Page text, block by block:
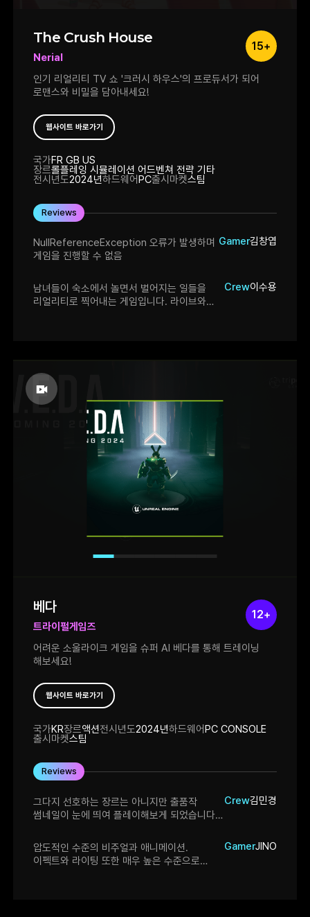
15+
The Crush House
Nerial
인기 리얼리티 TV 쇼 '크러시 하우스'의 프로듀서가 되어
로맨스와 비밀을 담아내세요!
웹사이트 바로가기
국가FR GB US
장르롤플레잉 시뮬레이션 어드벤쳐 전략 기타
전시년도2024년하드웨어PC출시마켓스팀
Reviews
NullReferenceException 오류가 발생하며
게임을 진행할 수 없음
Gamer김창엽
남녀들이 숙소에서 놀면서 벌어지는 일들을
리얼리티로 찍어내는 게임입니다. 라이브와
충돌로 플레이가 매끄럽지 못하고 장면을
스킵스킵하게 되서 아쉬웠습니다. 배급사가
디볼버 디지털이면 한국어 기대해봐도 될듯?
Crew이수용
12+
베다
트라이펄게임즈
어려운 소울라이크 게임을 슈퍼 AI 베다를 통해 트레이닝
해보세요!
웹사이트 바로가기
국가KR장르액션전시년도2024년하드웨어PC CONSOLE
출시마켓스팀
Reviews
그다지 선호하는 장르는 아니지만 출품작
썸네일이 눈에 띄여 플레이해보게 되었습니다.
특히 캐릭터의 착장을 전체적으로 화이트톤에
포인트만 준게 정말 깔끔해보여 좋았습니다.
다만 전체적으로 이것 저것 걸친 게 많아서인지
Crew김민경
압도적인 수준의 비주얼과 애니메이션.
이펙트와 라이팅 또한 매우 높은 수준으로
GamerJINO